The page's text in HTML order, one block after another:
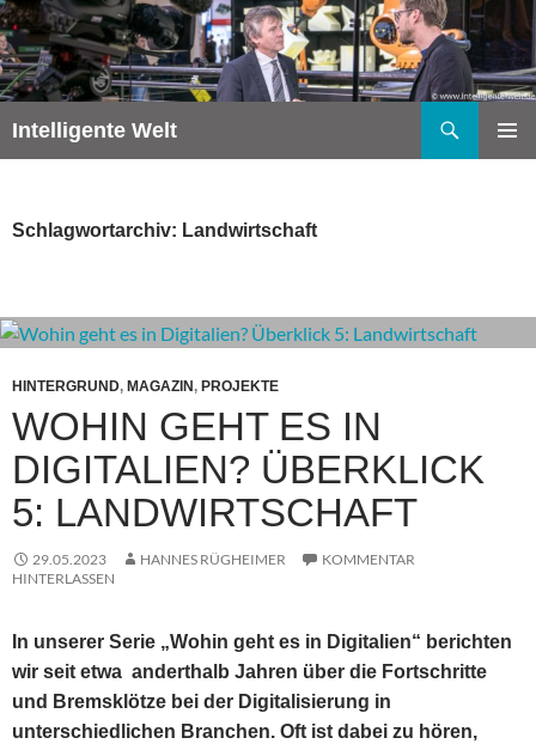
Zum
Inhalt
springen
Intelligente Welt
Schlagwortarchiv: Landwirtschaft
HINTERGRUND, MAGAZIN , PROJEKTE
WOHIN GEHT ES IN
DIGITALIEN? ÜBERKLICK
5: LANDWIRTSCHAFT
29.05.2023 HANNES RÜGHEIMER
KOMMENTAR
HINTERLASSEN
In unserer Serie „Wohin geht es in Digitalien“ berichten
wir seit etwa anderthalb Jahren über die Fortschritte
und Bremsklötze bei der Digitalisierung in
unterschiedlichen Branchen. Oft ist dabei zu hören,